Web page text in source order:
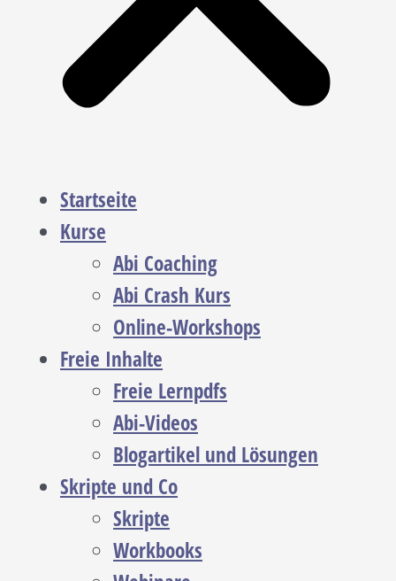
Startseite
Kurse
Abi Coaching
Abi Crash Kurs
Online-Workshops
Freie Inhalte
Freie Lernpdfs
Abi-Videos
Blogartikel und Lösungen
Skripte und Co
Skripte
Workbooks